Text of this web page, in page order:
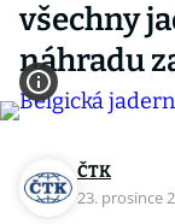
všechny
náhradu
ČTK
23. prosince